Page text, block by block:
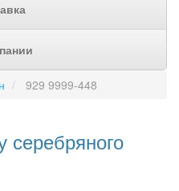
929 9999-448
серебряного